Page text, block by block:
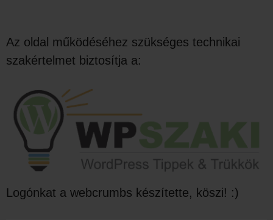
Az oldal működéséhez szükséges technikai
szakértelmet biztosítja a:
Logónkat a webcrumbs készítette, köszi! :)